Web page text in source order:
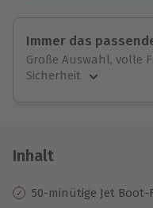
Immer das
Große Auswahl, volle
Sicherheit
Jeder Gutschein
10 Jahre gültig &
Inhalt
50-minütige Jet Boot-